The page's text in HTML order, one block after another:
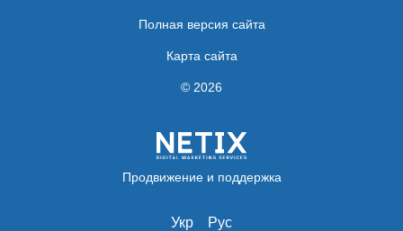
Полная версия сайта
Карта сайта
© 2026
Продвижение и поддержка
Укр Рус